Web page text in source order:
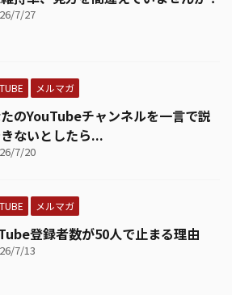
7/27
メルマガ
のYouTubeチャンネルを一言で説
ないとしたら...
7/20
メルマガ
登録者数が50人で止まる理由
7/13